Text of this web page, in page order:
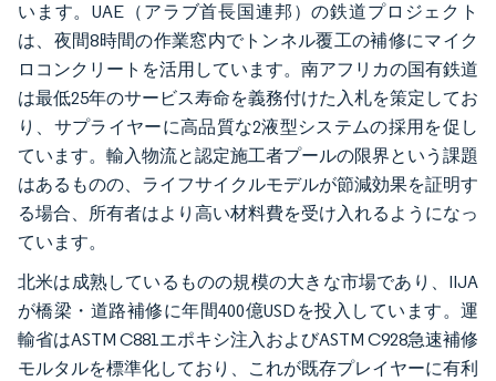
います。UAE（アラブ首長国連邦）の鉄道プロジェクト
は、夜間8時間の作業窓内でトンネル覆工の補修にマイク
ロコンクリートを活用しています。南アフリカの国有鉄道
は最低25年のサービス寿命を義務付けた入札を策定してお
り、サプライヤーに高品質な2液型システムの採用を促し
ています。輸入物流と認定施工者プールの限界という課題
はあるものの、ライフサイクルモデルが節減効果を証明す
る場合、所有者はより高い材料費を受け入れるようになっ
ています。
北米は成熟しているものの規模の大きな市場であり、IIJA
が橋梁・道路補修に年間400億USDを投入しています。運
輸省はASTM C881エポキシ注入およびASTM C928急速補修
モルタルを標準化しており、これが既存プレイヤーに有利